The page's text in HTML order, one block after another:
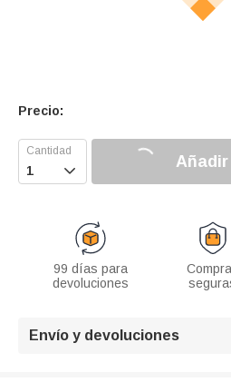
Precio:

99 días para
devoluciones
Envío y devoluciones